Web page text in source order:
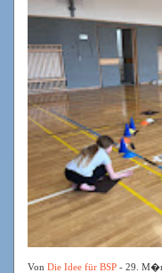
Von Die Idee für BSP - 29.